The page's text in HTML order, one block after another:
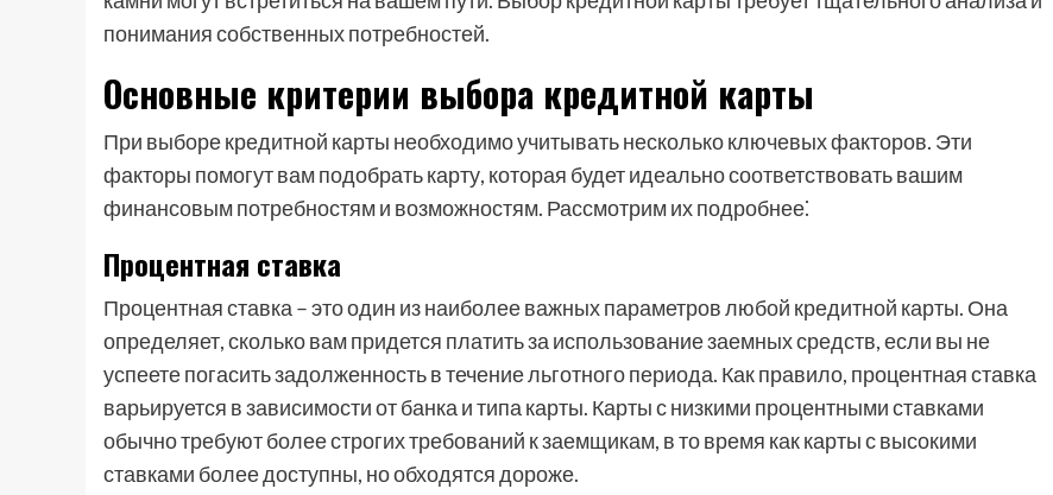
понимания собственных потребностей.
Основные критерии выбора кредитной карты
При выборе кредитной карты необходимо учитывать несколько ключевых факторов. Эти
факторы помогут вам подобрать карту, которая будет идеально соответствовать вашим
финансовым потребностям и возможностям. Рассмотрим их подробнее⁚
Процентная ставка
Процентная ставка – это один из наиболее важных параметров любой кредитной карты. Она
определяет, сколько вам придется платить за использование заемных средств, если вы не
успеете погасить задолженность в течение льготного периода. Как правило, процентная ставка
варьируется в зависимости от банка и типа карты. Карты с низкими процентными ставками
обычно требуют более строгих требований к заемщикам, в то время как карты с высокими
ставками более доступны, но обходятся дороже.